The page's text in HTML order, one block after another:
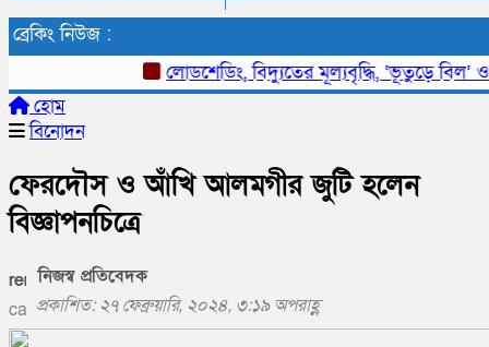
ব্রেকিং নিউজ :
লোডশেডিং, বিদ্যুতের মূল্যবৃদ্ধি, ‘ভূতুড়ে বিল’ ও
হোম
বিনোদন
ফেরদৌস ও আঁখি আলমগীর জুটি হলেন
বিজ্ঞাপনচিত্রে
নিজস্ব প্রতিবেদক
প্রকাশিত: ২৭ ফেব্রুয়ারি, ২০২৪, ৩:১৯ অপরাহ্ণ